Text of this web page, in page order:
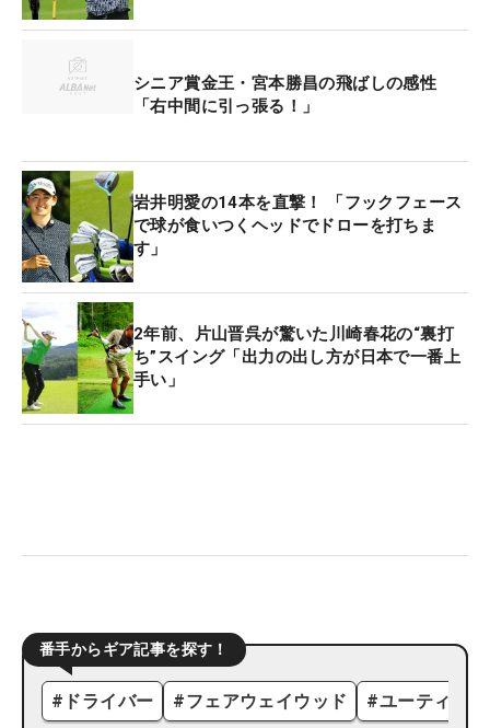
シニア賞金王・宮本勝昌の飛ばしの感性
「右中間に引っ張る！」
岩井明愛の14本を直撃！ 「フックフェース
で球が食いつくヘッドでドローを打ちま
す」
2年前、片山晋呉が驚いた川崎春花の“裏打
ち”スイング「出力の出し方が日本で一番上
手い」
番手からギア記事を探す！
# ドライバー #フェアウェイウッド #ユーティリ